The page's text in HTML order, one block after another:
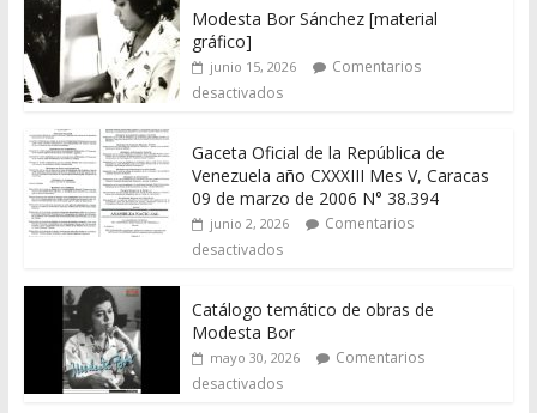
Modesta Bor Sánchez [material
gráfico]
junio 15, 2026
Comentarios
desactivados
Gaceta Oficial de la República de
Venezuela año CXXXIII Mes V, Caracas
09 de marzo de 2006 N° 38.394
junio 2, 2026
Comentarios
desactivados
Catálogo temático de obras de
Modesta Bor
mayo 30, 2026
Comentarios
desactivados